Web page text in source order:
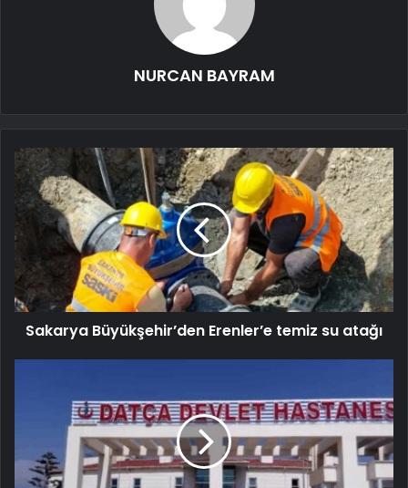
NURCAN BAYRAM
Sakarya Büyükşehir’den Erenler’e temiz su atağı